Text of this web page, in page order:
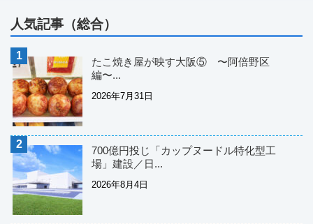
人気記事（総合）
たこ焼き屋が映す大阪⑤ 〜阿倍野区
編〜...
2026年7月31日
700億円投じ「カップヌードル特化型工
場」建設／日...
2026年8月4日